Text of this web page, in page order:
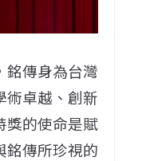
銘傳身為台灣
術卓越、創新
獎的使命是賦
銘傳所珍視的